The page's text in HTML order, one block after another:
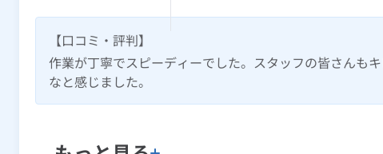
【口コミ・評判】
作業が丁寧でスピーディーでした。スタッフの皆さんも
なと感じました。